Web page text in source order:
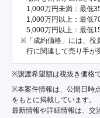
1,000万円未満：最低
1,000万円以上：最低
5,000万円以上：最低
「成約価格」には、
行に関連して売り手が
※譲渡希望額は税抜き価格
※本案件情報は、公開日時
をもとに掲載しています。
最新情報や詳細情報は、交